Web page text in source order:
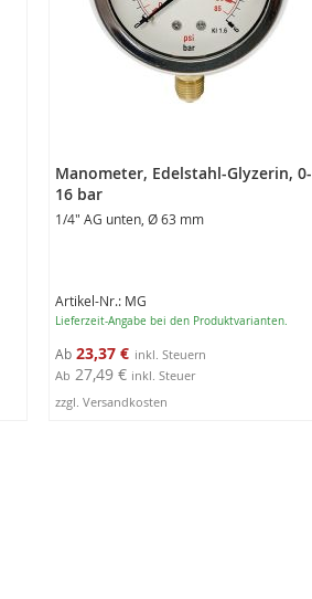
Manometer, Edelstahl-Glyzerin, 0-
16 bar
1/4" AG unten, Ø 63 mm
Artikel-Nr.: MG
Lieferzeit-Angabe bei den Produktvarianten.
Ab 23,37 €
Ab 27,49 € inkl. Steuer
zzgl. Versandkosten